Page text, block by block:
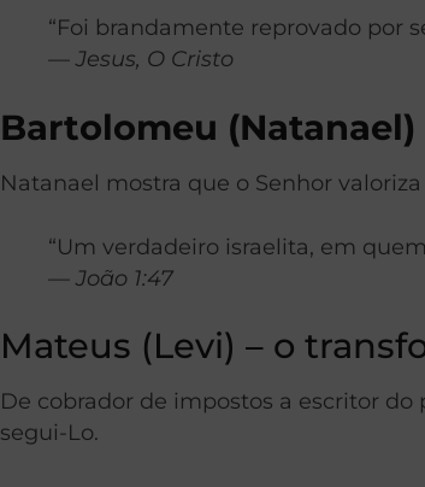
“Foi brandamente reprovado por
—Jesus, O Cristo
Bartolomeu
Natanael mostra que o Senhor
“Um verdadeiro israelita, em
—João 1:47
Mateus (Levi) – o
De cobrador de impostos a escritor
segui-Lo.